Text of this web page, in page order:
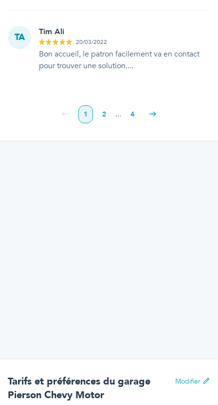
TA Tim Ali
20/03/2022
Bon accueil, le patron facilement va en contact
pour trouver une solution....
1 2 ... 4
Tarifs et préférences du garage
Pierson Chevy Motor
Modifier